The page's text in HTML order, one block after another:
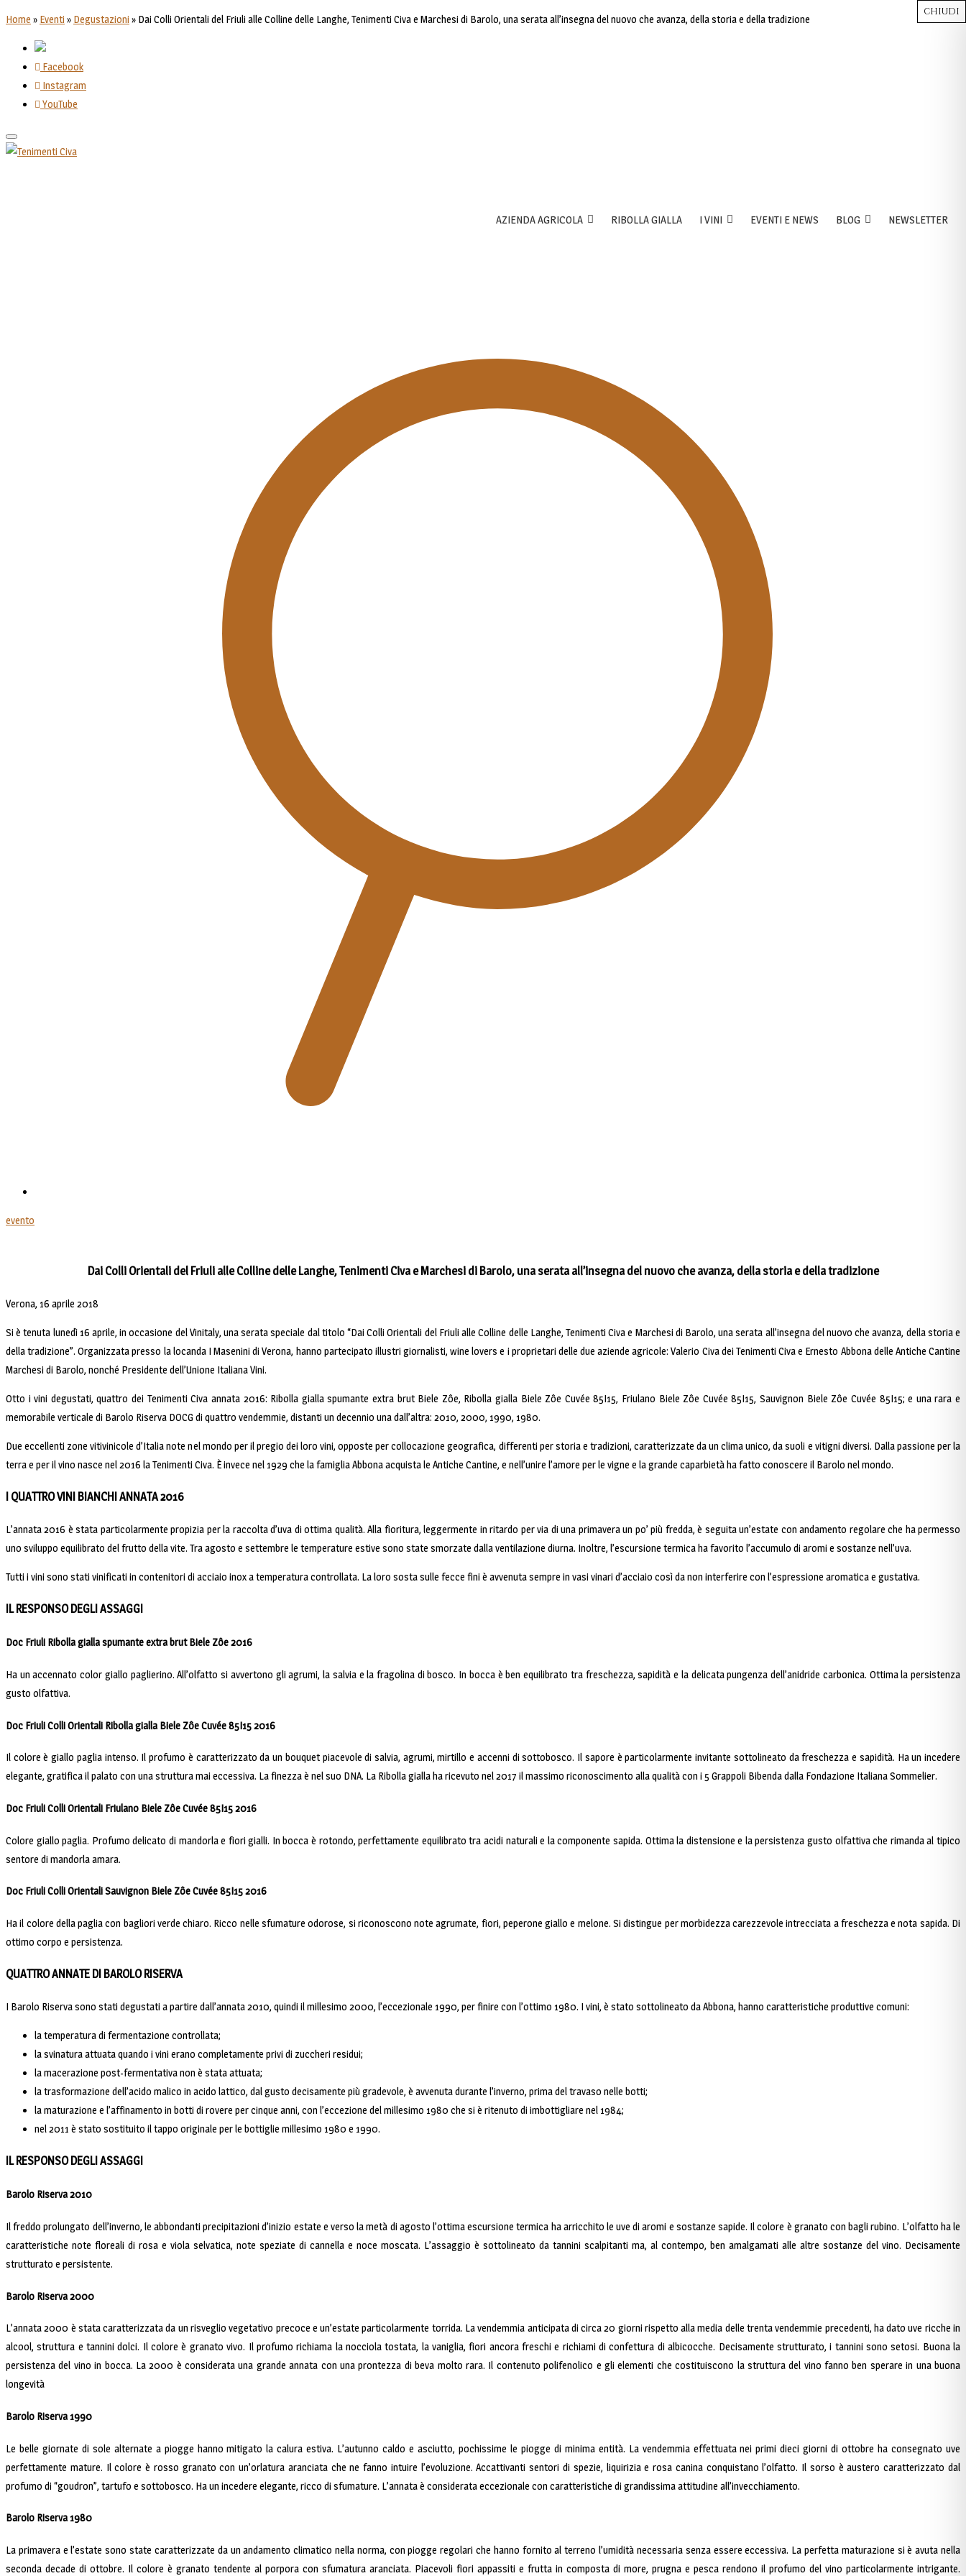
Home » Eventi » Degustazioni » Dai Colli Orientali del Friuli alle Colline delle Langhe, Tenimenti Civa e Marchesi di Barolo, una serata all’insegna del nuovo che avanza, della storia e della tradizione
Facebook
Instagram
YouTube
Toggle
navigation
AZIENDA AGRICOLA RIBOLLA GIALLA I VINI EVENTI E NEWS BLOG NEWSLETTER
evento
Dai Colli Orientali del Friuli alle Colline delle Langhe, Tenimenti Civa e Marchesi di Barolo, una serata all’insegna del nuovo che avanza, della storia e della tradizione
Verona, 16 aprile 2018
Si è tenuta lunedì 16 aprile, in occasione del Vinitaly, una serata speciale dal titolo “Dai Colli Orientali del Friuli alle Colline delle Langhe, Tenimenti Civa e Marchesi di Barolo, una serata all’insegna del nuovo che avanza, della storia e
della tradizione”. Organizzata presso la locanda I Masenini di Verona, hanno partecipato illustri giornalisti, wine lovers e i proprietari delle due aziende agricole: Valerio Civa dei Tenimenti Civa e Ernesto Abbona delle Antiche Cantine
Marchesi di Barolo, nonché Presidente dell’Unione Italiana Vini.
Otto i vini degustati, quattro dei Tenimenti Civa annata 2016: Ribolla gialla spumante extra brut Biele Zôe, Ribolla gialla Biele Zôe Cuvée 85I15, Friulano Biele Zôe Cuvée 85I15, Sauvignon Biele Zôe Cuvée 85I15; e una rara e
memorabile verticale di Barolo Riserva DOCG di quattro vendemmie, distanti un decennio una dall’altra: 2010, 2000, 1990, 1980.
Due eccellenti zone vitivinicole d’Italia note nel mondo per il pregio dei loro vini, opposte per collocazione geografica, differenti per storia e tradizioni, caratterizzate da un clima unico, da suoli e vitigni diversi. Dalla passione per la
terra e per il vino nasce nel 2016 la Tenimenti Civa. È invece nel 1929 che la famiglia Abbona acquista le Antiche Cantine, e nell’unire l’amore per le vigne e la grande caparbietà ha fatto conoscere il Barolo nel mondo.
I QUATTRO VINI BIANCHI ANNATA 2016
L’annata 2016 è stata particolarmente propizia per la raccolta d’uva di ottima qualità. Alla fioritura, leggermente in ritardo per via di una primavera un po’ più fredda, è seguita un’estate con andamento regolare che ha permesso
uno sviluppo equilibrato del frutto della vite. Tra agosto e settembre le temperature estive sono state smorzate dalla ventilazione diurna. Inoltre, l’escursione termica ha favorito l’accumulo di aromi e sostanze nell’uva.
Tutti i vini sono stati vinificati in contenitori di acciaio inox a temperatura controllata. La loro sosta sulle fecce fini è avvenuta sempre in vasi vinari d’acciaio così da non interferire con l’espressione aromatica e gustativa.
IL RESPONSO DEGLI ASSAGGI
Doc Friuli Ribolla gialla spumante extra brut Biele Zôe 2016
Ha un accennato color giallo paglierino. All’olfatto si avvertono gli agrumi, la salvia e la fragolina di bosco. In bocca è ben equilibrato tra freschezza, sapidità e la delicata pungenza dell’anidride carbonica. Ottima la persistenza
gusto olfattiva.
Doc Friuli Colli Orientali Ribolla gialla Biele Zôe Cuvée 85I15 2016
Il colore è giallo paglia intenso. Il profumo è caratterizzato da un bouquet piacevole di salvia, agrumi, mirtillo e accenni di sottobosco. Il sapore è particolarmente invitante sottolineato da freschezza e sapidità. Ha un incedere
elegante, gratifica il palato con una struttura mai eccessiva. La finezza è nel suo DNA. La Ribolla gialla ha ricevuto nel 2017 il massimo riconoscimento alla qualità con i 5 Grappoli Bibenda dalla Fondazione Italiana Sommelier.
Doc Friuli Colli Orientali Friulano Biele Zôe Cuvée 85I15 2016
Colore giallo paglia. Profumo delicato di mandorla e fiori gialli. In bocca è rotondo, perfettamente equilibrato tra acidi naturali e la componente sapida. Ottima la distensione e la persistenza gusto olfattiva che rimanda al tipico
sentore di mandorla amara.
Doc Friuli Colli Orientali Sauvignon Biele Zôe Cuvée 85I15 2016
Ha il colore della paglia con bagliori verde chiaro. Ricco nelle sfumature odorose, si riconoscono note agrumate, fiori, peperone giallo e melone. Si distingue per morbidezza carezzevole intrecciata a freschezza e nota sapida. Di
ottimo corpo e persistenza.
QUATTRO ANNATE DI BAROLO RISERVA
I Barolo Riserva sono stati degustati a partire dall’annata 2010, quindi il millesimo 2000, l’eccezionale 1990, per finire con l’ottimo 1980. I vini, è stato sottolineato da Abbona, hanno caratteristiche produttive comuni:
la temperatura di fermentazione controllata;
la svinatura attuata quando i vini erano completamente privi di zuccheri residui;
la macerazione post-fermentativa non è stata attuata;
la trasformazione dell’acido malico in acido lattico, dal gusto decisamente più gradevole, è avvenuta durante l’inverno, prima del travaso nelle botti;
la maturazione e l’affinamento in botti di rovere per cinque anni, con l’eccezione del millesimo 1980 che si è ritenuto di imbottigliare nel 1984;
nel 2011 è stato sostituito il tappo originale per le bottiglie millesimo 1980 e 1990.
IL RESPONSO DEGLI ASSAGGI
Barolo Riserva 2010
Il freddo prolungato dell’inverno, le abbondanti precipitazioni d’inizio estate e verso la metà di agosto l’ottima escursione termica ha arricchito le uve di aromi e sostanze sapide. Il colore è granato con bagli rubino. L’olfatto ha le
caratteristiche note floreali di rosa e viola selvatica, note speziate di cannella e noce moscata. L’assaggio è sottolineato da tannini scalpitanti ma, al contempo, ben amalgamati alle altre sostanze del vino. Decisamente
strutturato e persistente.
Barolo Riserva 2000
L’annata 2000 è stata caratterizzata da un risveglio vegetativo precoce e un’estate particolarmente torrida. La vendemmia anticipata di circa 20 giorni rispetto alla media delle trenta vendemmie precedenti, ha dato uve ricche in
alcool, struttura e tannini dolci. Il colore è granato vivo. Il profumo richiama la nocciola tostata, la vaniglia, fiori ancora freschi e richiami di confettura di albicocche. Decisamente strutturato, i tannini sono setosi. Buona la
persistenza del vino in bocca. La 2000 è considerata una grande annata con una prontezza di beva molto rara. Il contenuto polifenolico e gli elementi che costituiscono la struttura del vino fanno ben sperare in una buona
longevità
Barolo Riserva 1990
Le belle giornate di sole alternate a piogge hanno mitigato la calura estiva. L’autunno caldo e asciutto, pochissime le piogge di minima entità. La vendemmia effettuata nei primi dieci giorni di ottobre ha consegnato uve
perfettamente mature. Il colore è rosso granato con un’orlatura aranciata che ne fanno intuire l’evoluzione. Accattivanti sentori di spezie, liquirizia e rosa canina conquistano l’olfatto. Il sorso è austero caratterizzato dal
profumo di “goudron”, tartufo e sottobosco. Ha un incedere elegante, ricco di sfumature. L’annata è considerata eccezionale con caratteristiche di grandissima attitudine all’invecchiamento.
Barolo Riserva 1980
La primavera e l’estate sono state caratterizzate da un andamento climatico nella norma, con piogge regolari che hanno fornito al terreno l’umidità necessaria senza essere eccessiva. La perfetta maturazione si è avuta nella
seconda decade di ottobre. Il colore è granato tendente al porpora con sfumatura aranciata. Piacevoli fiori appassiti e frutta in composta di more, prugna e pesca rendono il profumo del vino particolarmente intrigante.
Close
Close
Close
Close
CHIUDI
CHIUDI
CHIUDI
CHIUDI
CHIUDI